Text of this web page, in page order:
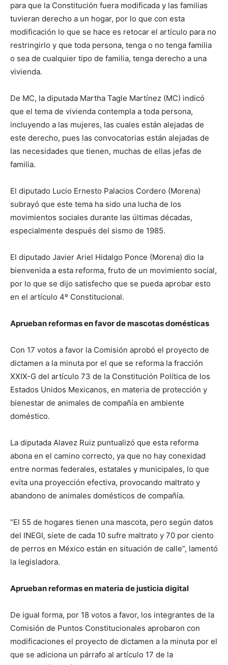
para que la Constitución fuera modificada y las familias
tuvieran derecho a un hogar, por lo que con esta
modificación lo que se hace es retocar el artículo para no
restringirlo y que toda persona, tenga o no tenga familia
o sea de cualquier tipo de familia, tenga derecho a una
vivienda.
De MC, la diputada Martha Tagle Martínez (MC) indicó
que el tema de vivienda contempla a toda persona,
incluyendo a las mujeres, las cuales están alejadas de
este derecho, pues las convocatorias están alejadas de
las necesidades que tienen, muchas de ellas jefas de
familia.
El diputado Lucio Ernesto Palacios Cordero (Morena)
subrayó que este tema ha sido una lucha de los
movimientos sociales durante las últimas décadas,
especialmente después del sismo de 1985.
El diputado Javier Ariel Hidalgo Ponce (Morena) dio la
bienvenida a esta reforma, fruto de un movimiento social,
por lo que se dijo satisfecho que se pueda aprobar esto
en el artículo 4º Constitucional.
Aprueban reformas en favor de mascotas domésticas
Con 17 votos a favor la Comisión aprobó el proyecto de
dictamen a la minuta por el que se reforma la fracción
XXIX-G del artículo 73 de la Constitución Política de los
Estados Unidos Mexicanos, en materia de protección y
bienestar de animales de compañía en ambiente
doméstico.
La diputada Alavez Ruiz puntualizó que esta reforma
abona en el camino correcto, ya que no hay conexidad
entre normas federales, estatales y municipales, lo que
evita una proyección efectiva, provocando maltrato y
abandono de animales domésticos de compañía.
“El 55 de hogares tienen una mascota, pero según datos
del INEGI, siete de cada 10 sufre maltrato y 70 por ciento
de perros en México están en situación de calle”, lamentó
la legisladora.
Aprueban reformas en materia de justicia digital
De igual forma, por 18 votos a favor, los integrantes de la
Comisión de Puntos Constitucionales aprobaron con
modificaciones el proyecto de dictamen a la minuta por el
que se adiciona un párrafo al artículo 17 de la